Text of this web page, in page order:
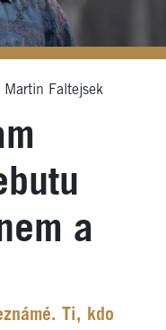
Martin Faltejsek
a
Ti, kdo